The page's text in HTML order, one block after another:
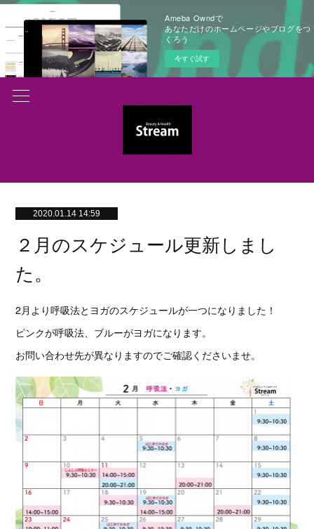
Ameba Owndで
あなただけのホームページやブログをつ
くろう
今すぐ試す
2020.01.14 14:59
２月のスケジュール更新しまし
た。
2月より呼吸法とヨガのスケジュールが一つになりました！
ピンクが呼吸法、ブルーがヨガになります。
お問い合わせ先が異なりますのでご確認くださいませ。